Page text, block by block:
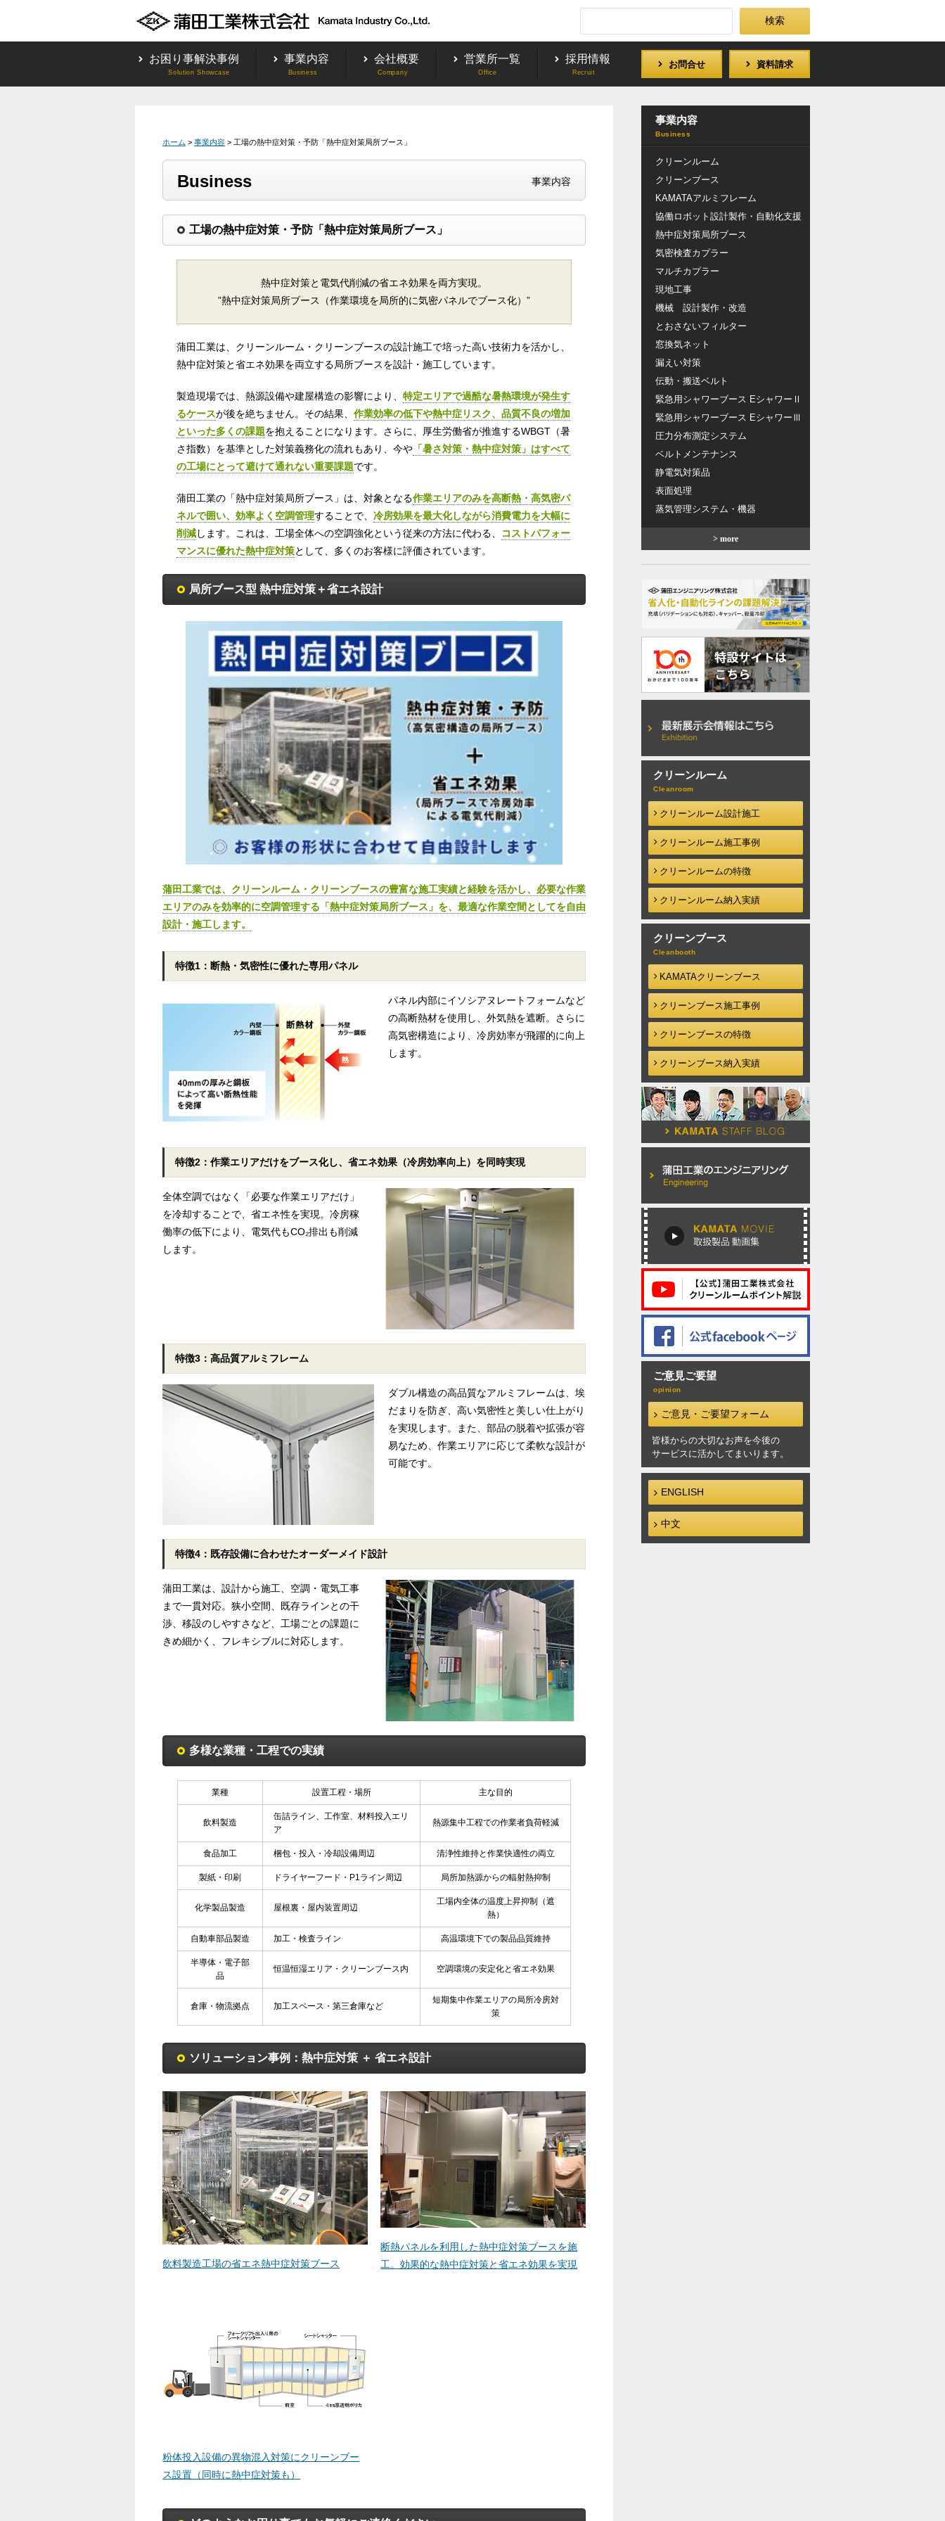
お困り事解決事例 事業内容 会社概要 営業所一覧 採用情報 お問合せ 資料請求
ホーム > 事業内容 > 工場の熱中症対策・予防「熱中症対策局所ブース」
Business 事業内容
工場の熱中症対策・予防「熱中症対策局所ブース」
熱中症対策と電気代削減の省エネ効果を両方実現。
”熱中症対策局所ブース（作業環境を局所的に気密パネルでブース化）”
蒲田工業は、クリーンルーム・クリーンブースの設計施工で培った高い技術力を活かし、
熱中症対策と省エネ効果を両立する局所ブースを設計・施工しています。
製造現場では、熱源設備や建屋構造の影響により、 特定エリアで過酷な暑熱環境が発生す
るケースが後を絶ちません。その結果、 作業効率の低下や熱中症リスク、品質不良の増加
といった多くの課題を抱えることになります。さらに、厚生労働省が推進するWBGT（暑
さ指数）を基準とした対策義務化の流れもあり、今や 「暑さ対策・熱中症対策」はすべて
の工場にとって避けて通れない重要課題です。
蒲田工業の「熱中症対策局所ブース」は、対象となる作業エリアのみを高断熱・高気密パ
ネルで囲い、効率よく空調管理することで、 冷房効果を最大化しながら消費電力を大幅に
削減します。これは、工場全体への空調強化という従来の方法に代わる、
コストパフォー
マンスに優れた熱中症対策として、多くのお客様に評価されています。
局所ブース型 熱中症対策＋省エネ設計
蒲田工業では、クリーンルーム・クリーンブースの豊富な施工実績と経験を活かし、必要な作業
エリアのみを効率的に空調管理する「熱中症対策局所ブース」を、最適な作業空間としてを自由
設計・施工します。
特徴1：断熱・気密性に優れた専用パネル
パネル内部にイソシアヌレートフォームなど
の高断熱材を使用し、外気熱を遮断。さらに
高気密構造により、冷房効率が飛躍的に向上
します。
特徴2：作業エリアだけをブース化し、省エネ効果（冷房効率向上）を同時実現
全体空調ではなく「必要な作業エリアだけ」
を冷却することで、省エネ性を実現。冷房稼
働率の低下により、電気代もCO₂排出も削減
します。
特徴3：高品質アルミフレーム
ダブル構造の高品質なアルミフレームは、埃
だまりを防ぎ、高い気密性と美しい仕上がり
を実現します。また、部品の脱着や拡張が容
易なため、作業エリアに応じて柔軟な設計が
可能です。
特徴4：既存設備に合わせたオーダーメイド設計
蒲田工業は、設計から施工、空調・電気工事
まで一貫対応。狭小空間、既存ラインとの干
渉、移設のしやすさなど、工場ごとの課題に
きめ細かく、フレキシブルに対応します。
多様な業種・工程での実績
業種 設置工程・場所 主な目的
飲料製造
缶詰ライン、工作室、材料投入エリ
ア
熱源集中工程での作業者負荷軽減
食品加工 梱包・投入・冷却設備周辺 清浄性維持と作業快適性の両立
製紙・印刷 ドライヤーフード・P1ライン周辺 局所加熱源からの輻射熱抑制
化学製品製造 屋根裏・屋内装置周辺
工場内全体の温度上昇抑制（遮
熱）
自動車部品製造 加工・検査ライン 高温環境下での製品品質維持
半導体・電子部
品
恒温恒湿エリア・クリーンブース内 空調環境の安定化と省エネ効果
倉庫・物流拠点 加工スペース・第三倉庫など
短期集中作業エリアの局所冷房対
策
ソリューション事例：熱中症対策 ＋ 省エネ設計
飲料製造工場の省エネ熱中症対策ブース
断熱パネルを利用した熱中症対策ブースを施
工。効果的な熱中症対策と省エネ効果を実現
粉体投入設備の異物混入対策にクリーンブー
ス設置（同時に熱中症対策も）
事業内容
クリーンルーム
クリーンブース
KAMATAアルミフレーム
協働ロボット設計製作・自動化支援
熱中症対策局所ブース
気密検査カプラー
マルチカプラー
現地工事
機械 設計製作・改造
とおさないフィルター
窓換気ネット
漏えい対策
伝動・搬送ベルト
緊急用シャワーブース EシャワーⅡ
緊急用シャワーブース EシャワーⅢ
圧力分布測定システム
ベルトメンテナンス
静電気対策品
表面処理
蒸気管理システム・機器
> more
クリーンルーム
クリーンルーム設計施工
クリーンルーム施工事例
クリーンルームの特徴
クリーンルーム納入実績
クリーンブース
KAMATAクリーンブース
クリーンブース施工事例
クリーンブースの特徴
クリーンブース納入実績
ご意見ご要望
ご意見・ご要望フォーム
皆様からの大切なお声を今後の
サービスに活かしてまいります。
ENGLISH
中文